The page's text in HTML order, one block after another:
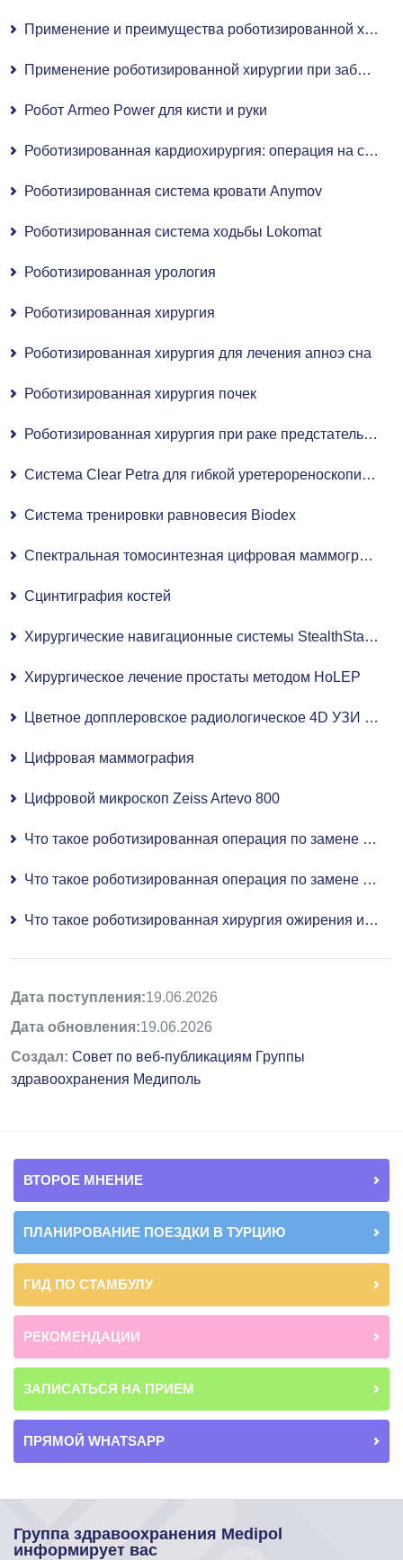
Применение и преимущества роботизированной хирургии в гинекологии
Применение роботизированной хирургии при заболеваниях уха, горла и носа (ЛОР)
Робот Armeo Power для кисти и руки
Роботизированная кардиохирургия: операция на сердце с роботизированной ассистенцией
Роботизированная система кровати Anymov
Роботизированная система ходьбы Lokomat
Роботизированная урология
Роботизированная хирургия
Роботизированная хирургия для лечения апноэ сна
Роботизированная хирургия почек
Роботизированная хирургия при раке предстательной железы
Система Clear Petra для гибкой уретерореноскопии (FURS)
Система тренировки равновесия Biodex
Спектральная томосинтезная цифровая маммография с плоскопанельным детектором
Сцинтиграфия костей
Хирургические навигационные системы StealthStation
Хирургическое лечение простаты методом HoLEP
Цветное допплеровское радиологическое 4D УЗИ (УЗИ)
Цифровая маммография
Цифровой микроскоп Zeiss Artevo 800
Что такое роботизированная операция по замене коленного сустава и как она проводится?
Что такое роботизированная операция по замене тазобедренного сустава и как она проводится?
Что такое роботизированная хирургия ожирения и кому она подходит?
Дата поступления:19.06.2026
Дата обновления:19.06.2026
Создал: Совет по веб-публикациям Группы
здравоохранения Медиполь
ВТОРОЕ МНЕНИЕ
ПЛАНИРОВАНИЕ ПОЕЗДКИ В ТУРЦИЮ
ГИД ПО СТАМБУЛУ
РЕКОМЕНДАЦИИ
ЗАПИСАТЬСЯ НА ПРИЕМ
ПРЯМОЙ WHATSAPP
Группа здравоохранения Medipol
информирует вас